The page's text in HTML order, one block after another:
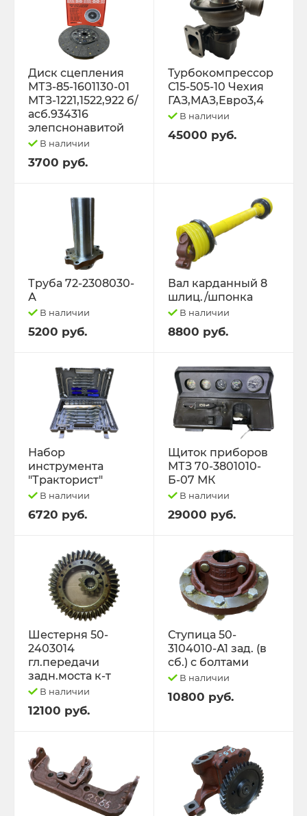
Диск сцепления
МТЗ-85-1601130-01
МТЗ-1221,1522,922 б/
асб.934316
элепснонавитой
В наличии
3700 руб.
Турбокомпрессор
С15-505-10 Чехия
ГАЗ,МАЗ,Евро3,4
В наличии
45000 руб.
Труба 72-2308030-
А
В наличии
5200 руб.
Вал карданный 8
шлиц./шпонка
В наличии
8800 руб.
Набор
инструмента
"Тракторист"
В наличии
6720 руб.
Щиток приборов
МТЗ 70-3801010-
Б-07 МК
В наличии
29000 руб.
Шестерня 50-
2403014
гл.передачи
задн.моста к-т
В наличии
12100 руб.
Ступица 50-
3104010-А1 зад. (в
сб.) с болтами
В наличии
10800 руб.